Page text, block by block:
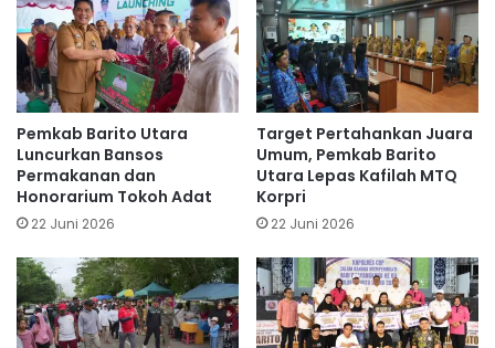
Pemkab Barito Utara
Luncurkan Bansos
Permakanan dan
Honorarium Tokoh Adat
22 Juni 2026
Target Pertahankan Juara
Umum, Pemkab Barito
Utara Lepas Kafilah MTQ
Korpri
22 Juni 2026